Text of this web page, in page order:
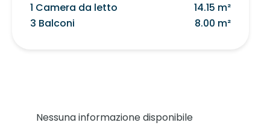
1 Camera da letto
14.15 m²
3 Balconi
8.00 m²
Nessuna informazione disponibile